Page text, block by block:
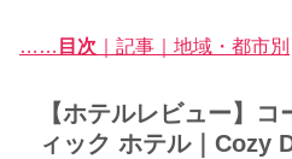
…… 目次 ｜記事｜地域・都市別
【ホテルレビュー】
ィック ホテル｜Cozy